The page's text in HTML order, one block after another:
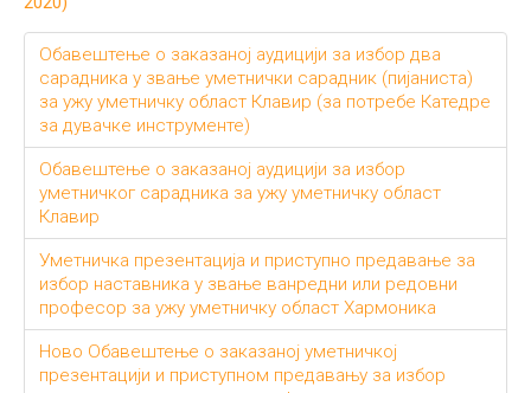
Обавештење о заказаној аудицији за избор два
сарадника у звање уметнички сарадник (пијаниста)
за ужу уметничку област Клавир (за потребе Катедре
за дувачке инструменте)
Обавештење о заказаној аудицији за избор
уметничког сарадника за ужу уметничку област
Клавир
Уметничка презентација и приступно предавање за
избор наставника у звање ванредни или редовни
професор за ужу уметничку област Хармоника
Ново Обавештење о заказаној уметничкој
презентацији и приступном предавању за избор